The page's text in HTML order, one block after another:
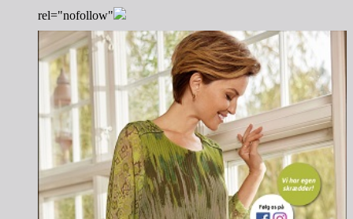
rel="nofollow"